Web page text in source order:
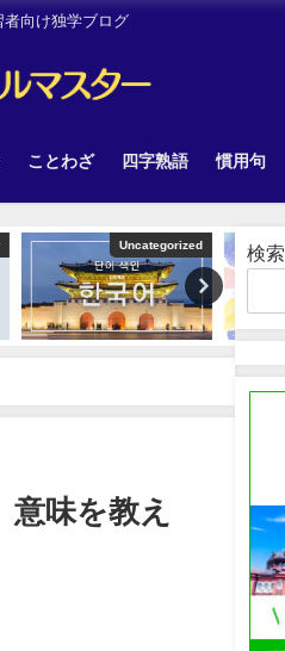
者向け独学ブログ
ことわざ 四字熟語 慣用句
Other
味を教え
検索